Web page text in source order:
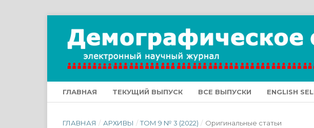
ГЛАВНАЯ ТЕКУЩИЙ ВЫПУСК ВСЕ ВЫПУСКИ ENGLISH
ГЛАВНАЯ / АРХИВЫ / ТОМ 9 № 3 (2022) / Оригинальные статьи